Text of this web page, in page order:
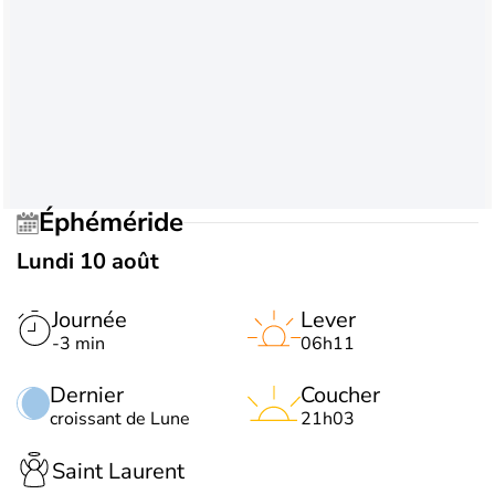
Éphéméride
Lundi 10 août
Journée
-3 min
Dernier
croissant de Lune
Lever
06h11
Coucher
21h03
Saint Laurent